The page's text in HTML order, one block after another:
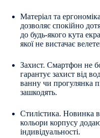
Матеріал та
дозволяє спокійно
до будь-якого кута
якої не вистачає
Захист. Смартфон не
гарантує захист від
ванну чи прогулянка
зашкодять.
Стилістика. Новинка
кольори корпусу
індивідуальності.